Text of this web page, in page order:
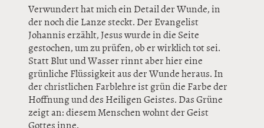
Verwundert hat mich ein Detail der Wunde, in
der noch die Lanze steckt. Der Evangelist
Johannis erzählt, Jesus wurde in die Seite
gestochen, um zu prüfen, ob er wirklich tot sei.
Statt Blut und Wasser rinnt aber hier eine
grünliche Flüssigkeit aus der Wunde heraus. In
der christlichen Farblehre ist grün die Farbe der
Hoffnung und des Heiligen Geistes. Das Grüne
zeigt an: diesem Menschen wohnt der Geist
Gottes inne.